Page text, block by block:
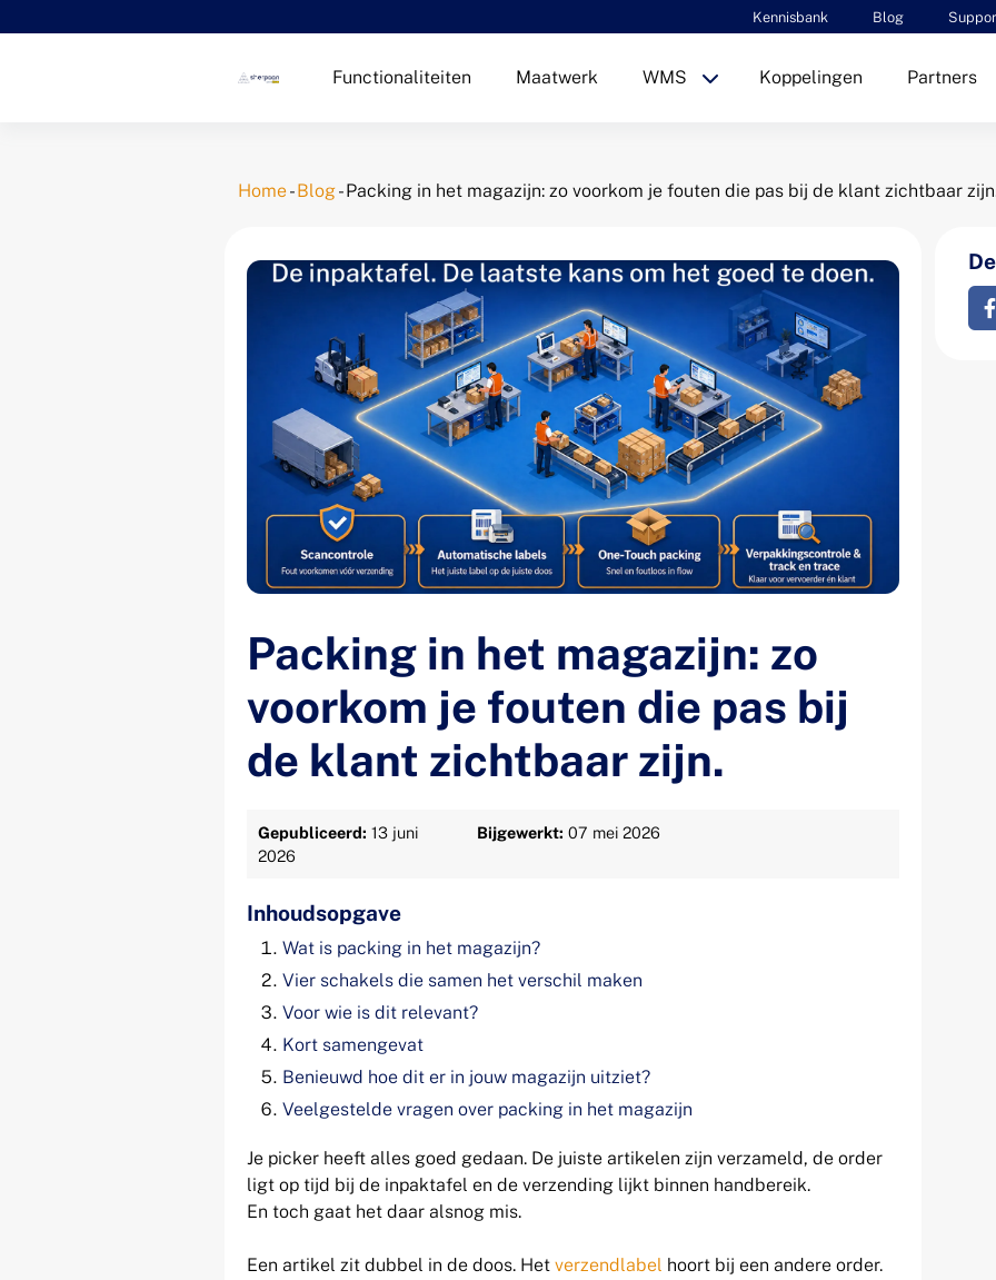
Kennisbank Blog
Functionaliteiten Maatwerk WMS Koppelingen Partners
Home-Blog-Packing in het magazijn: zo voorkom je fouten die pas bij de klant zichtbaar
Packing in het magazijn: zo
voorkom je fouten die pas bij
de klant zichtbaar zijn.
Gepubliceerd: 13 juni
2026
Bijgewerkt: 07 mei 2026
Inhoudsopgave
Wat is packing in het magazijn?
Vier schakels die samen het verschil maken
Voor wie is dit relevant?
Kort samengevat
Benieuwd hoe dit er in jouw magazijn uitziet?
Veelgestelde vragen over packing in het magazijn
Je picker heeft alles goed gedaan. De juiste artikelen zijn verzameld, de order
ligt op tijd bij de inpaktafel en de verzending lijkt binnen handbereik.
En toch gaat het daar alsnog mis.
Een artikel zit dubbel in de doos. Het verzendlabel hoort bij een andere order.